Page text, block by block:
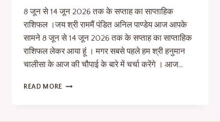
8 जून से 14 जून 2026 तक के सप्ताह का साप्ताहिक
राशिफल ।जय श्री राममैं पंडित अनिल पाण्डेय आज आपके
सामने 8 जून से 14 जून 2026 तक के सप्ताह का साप्ताहिक
राशिफल लेकर आया हूं । मगर सबसे पहले हम श्री हनुमान
चालीसा के आज की चौपाई के बारे में चर्चा करेंगे । आज…
READ MORE